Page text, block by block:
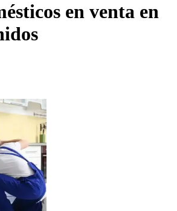
en venta en